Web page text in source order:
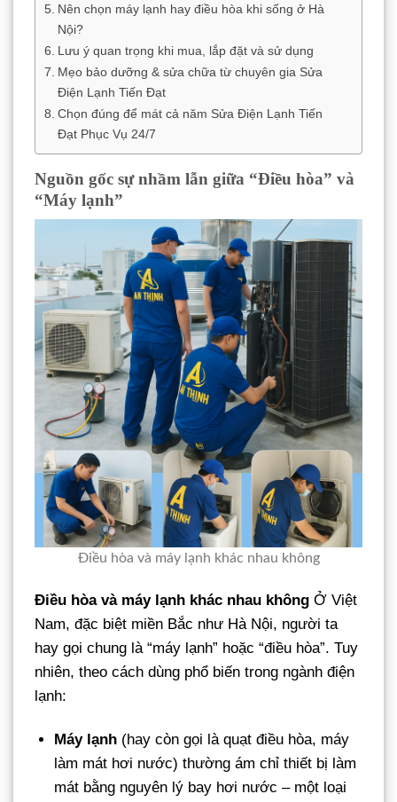
Nên chọn máy lạnh hay điều hòa khi sống ở Hà
Nội?
Lưu ý quan trọng khi mua, lắp đặt và sử dụng
Mẹo bảo dưỡng & sửa chữa từ chuyên gia Sửa
Điện Lạnh Tiến Đạt
Chọn đúng để mát cả năm Sửa Điện Lạnh Tiến
Đạt Phục Vụ 24/7
Nguồn gốc sự nhầm lẫn giữa “Điều hòa” và
“Máy lạnh”
Điều hòa và máy lạnh khác nhau không
Điều hòa và máy lạnh khác nhau không Ở Việt
Nam, đặc biệt miền Bắc như Hà Nội, người ta
hay gọi chung là “máy lạnh” hoặc “điều hòa”. Tuy
nhiên, theo cách dùng phổ biến trong ngành điện
lạnh:
Máy lạnh (hay còn gọi là quạt điều hòa, máy
làm mát hơi nước) thường ám chỉ thiết bị làm
mát bằng nguyên lý bay hơi nước – một loại